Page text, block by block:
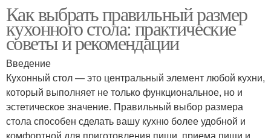
Как выбрать правильный размер
кухонного стола: практические
советы и рекомендации
Введение
Кухонный стол — это центральный элемент любой кухни,
который выполняет не только функциональное, но и
эстетическое значение. Правильный выбор размера
стола способен сделать вашу кухню более удобной и